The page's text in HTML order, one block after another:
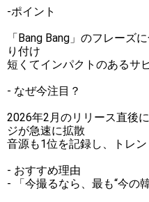
-ポイント
「Bang Bang」のフレーズ
り付け
短くてインパクトのあるサ
- なぜ今注目？
2026年2月のリリース直後
ジが急速に拡散
音源も1位を記録し、トレ
- おすすめ理由
- 「今撮るなら、最も“今の